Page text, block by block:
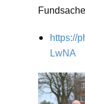
https://
LwNA